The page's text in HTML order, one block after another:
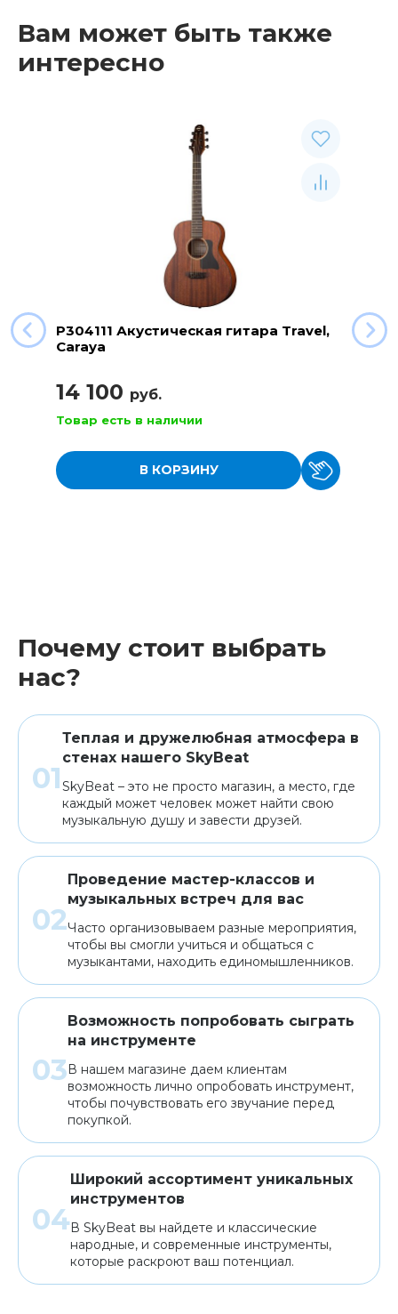
Вам может быть также
интересно
P304111 Акустическая гитара Travel,
Caraya
14 100 руб.
Товар есть в наличии
В КОРЗИНУ
Почему стоит выбрать
нас?
Теплая и дружелюбная атмосфера в
стенах нашего SkyBeat
SkyBeat – это не просто магазин, а место, где
каждый может человек может найти свою
музыкальную душу и завести друзей.
Проведение мастер-классов и
музыкальных встреч для вас
Часто организовываем разные мероприятия,
чтобы вы смогли учиться и общаться с
музыкантами, находить единомышленников.
Возможность попробовать сыграть
на инструменте
В нашем магазине даем клиентам
возможность лично опробовать инструмент,
чтобы почувствовать его звучание перед
покупкой.
Широкий ассортимент уникальных
инструментов
В SkyBeat вы найдете и классические
народные, и современные инструменты,
которые раскроют ваш потенциал.